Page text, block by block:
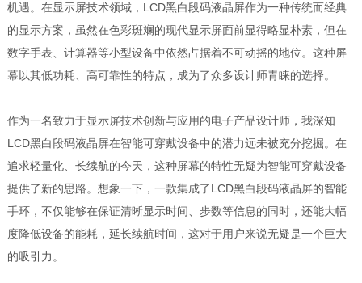
机遇。在显示屏技术领域，LCD黑白段码液晶屏作为一种传统而经典
的显示方案，虽然在色彩斑斓的现代显示屏面前显得略显朴素，但在
数字手表、计算器等小型设备中依然占据着不可动摇的地位。这种屏
幕以其低功耗、高可靠性的特点，成为了众多设计师青睐的选择。
作为一名致力于显示屏技术创新与应用的电子产品设计师，我深知
LCD黑白段码液晶屏在智能可穿戴设备中的潜力远未被充分挖掘。在
追求轻量化、长续航的今天，这种屏幕的特性无疑为智能可穿戴设备
提供了新的思路。想象一下，一款集成了LCD黑白段码液晶屏的智能
手环，不仅能够在保证清晰显示时间、步数等信息的同时，还能大幅
度降低设备的能耗，延长续航时间，这对于用户来说无疑是一个巨大
的吸引力。